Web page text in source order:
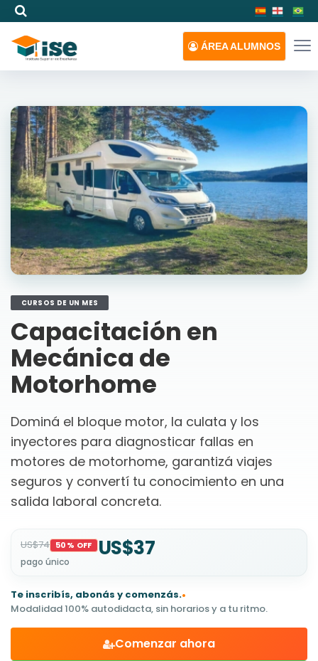
ÁREAALUMNOS
CURSOS DE UN MES
Capacitación en
Mecánica de
Motorhome
Dominá el bloque motor, la culata y los
inyectores para diagnosticar fallas en
motores de motorhome, garantizá viajes
seguros y convertí tu conocimiento en una
salida laboral concreta.
US$74 50% OFF US$37
pago único
Te inscribís, abonás y comenzás.•
Modalidad 100% autodidacta, sin horarios y a tu ritmo.
Comenzar ahora